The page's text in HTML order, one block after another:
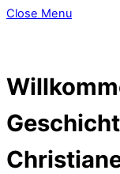
Close Menu